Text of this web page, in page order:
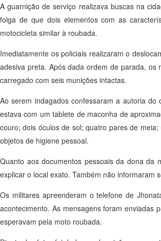
A guarnição de serviço realizava buscas na
folga de que dois elementos com as
motocicleta similar à roubada.
Imediatamente os policiais realizaram o
adesiva preta. Após dada ordem de parada,
carregado com seis munições intactas.
Ao serem indagados confessaram a autoria
estava com um tablete de maconha de
couro; dois óculos de sol; quatro pares de
objetos de higiene pessoal.
Quanto aos documentos pessoais da dona
explicar o local exato. Também não informaram
Os militares apreenderam o telefone de
acontecimento. As mensagens foram enviadas
esperavam pela moto roubada.